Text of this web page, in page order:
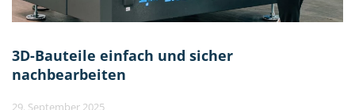
3D-Bauteile einfach und sicher
nachbearbeiten
29. September 2025